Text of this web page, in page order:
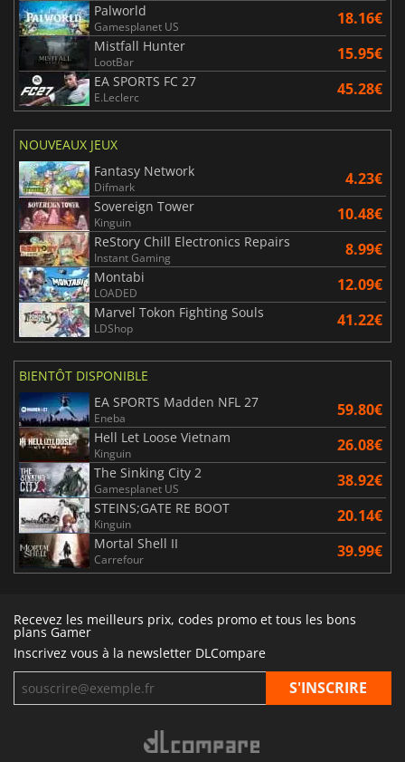
Palworld
Gamesplanet US 18.16€
Mistfall Hunter
LootBar 15.95€
EA SPORTS FC 27
E.Leclerc 45.28€
NOUVEAUX JEUX
Fantasy Network
Difmark 4.23€
Sovereign Tower
Kinguin 10.48€
ReStory Chill Electronics Repairs
Instant Gaming 8.99€
Montabi
LOADED 12.09€
Marvel Tokon Fighting Souls
LDShop 41.22€
BIENTÔT DISPONIBLE
EA SPORTS Madden NFL 27
Eneba 59.80€
Hell Let Loose Vietnam
Kinguin 26.08€
The Sinking City 2
Gamesplanet US 38.92€
STEINS;GATE RE BOOT
Kinguin 20.14€
Mortal Shell II
Carrefour 39.99€
Recevez les meilleurs prix, codes promo et tous les bons
plans Gamer
Inscrivez vous à la newsletter DLCompare